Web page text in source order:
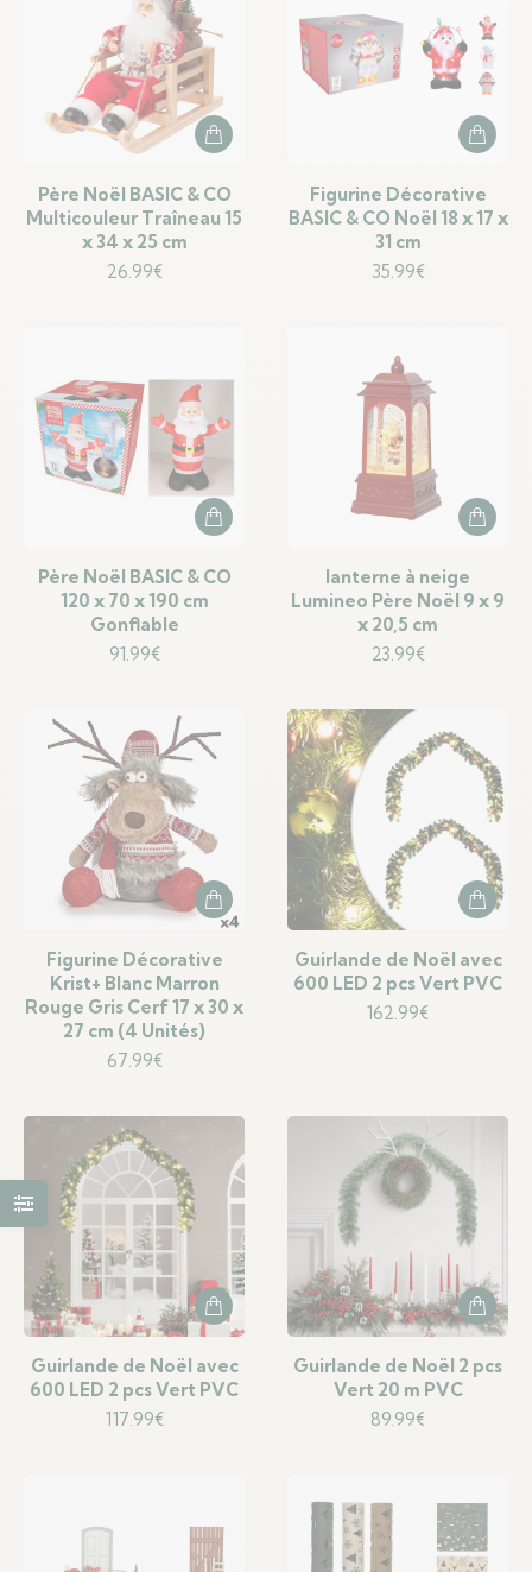
Père Noël BASIC & CO
Multicouleur Traîneau 15
x 34 x 25 cm
26.99€
Figurine Décorative
BASIC & CO Noël 18 x 17 x
31 cm
35.99€
Père Noël BASIC & CO
120 x 70 x 190 cm
Gonflable
91.99€
lanterne à neige
Lumineo Père Noël 9 x 9
x 20,5 cm
23.99€
Figurine Décorative
Krist+ Blanc Marron
Rouge Gris Cerf 17 x 30 x
27 cm (4 Unités)
67.99€
Guirlande de Noël avec
600 LED 2 pcs Vert PVC
162.99€
Guirlande de Noël avec
600 LED 2 pcs Vert PVC
117.99€
Guirlande de Noël 2 pcs
Vert 20 m PVC
89.99€